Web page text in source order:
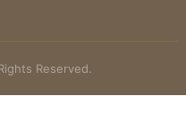
Reserved.